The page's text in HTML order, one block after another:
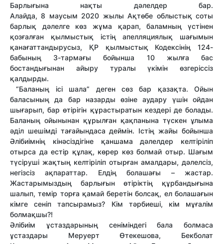
Барлығына нақты дәлелдер бар.
Алайда, 8 маусым 2020 жылы Ақтөбе облыстық соты
барлық дәлелге көз жұма қарап, баламның үстінен
қозғалған қылмыстық істің апелляциялық шағымын
қанағаттандырусыз, ҚР қылмыстық Кодексінің 124-
бабының 3-тармағы бойынша 10 жылға бас
бостандығынан айыру туралы үкімін өзгеріссіз
қалдырды.
“Баланың ісі шала” деген сөз бар қазақта. Ойын
баласының да бар назарды өзіне аудару үшін ойдан
шығарып, бар өтірігін құрастыратын кездері де болады.
Баланың ойынынан құрылған қақпанына түскен ұлыма
әділ шешімді тағайындаса деймін. Істің жайы бойынша
Әлібиімнің кінәсіздігіне қаншама дәлелдер келтіріліп
отырса да естір құлақ, көрер көз болмай отыр. Шағым
түсіруші жақтың келтіріліп отырған амалдары, дәлелсіз,
негізсіз ақпараттар. Елдің болашағы – жастар.
Жастарымыздың барлығын өтіріктің құрбандығына
шалып, темір торға қамай беретін болсақ, ел болашағын
кімге сеніп тапсырамыз? Кім тәрбиеші, кім мұғалім
болмақшы?!
Әлібиім ұстаздарының сеніміндегі бала болмаса
ұстаздары Меруерт Өтекешова, Бекболат